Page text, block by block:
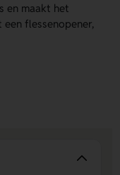
en maakt het
flessenopener,
en de
Bestel snel
touch toe aan